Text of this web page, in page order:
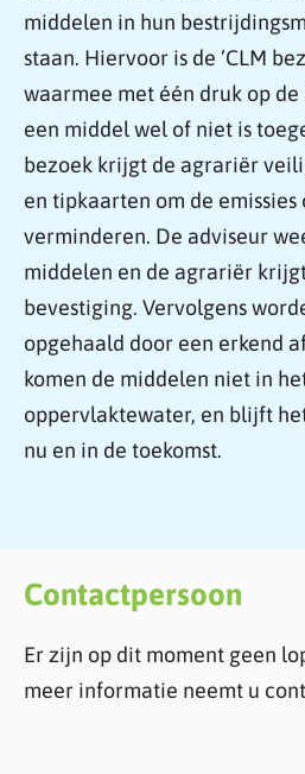
middelen in hun
staan. Hiervoor is de ‘CLM
waarmee met één druk op
een middel wel of niet is
bezoek krijgt de agrariër
en tipkaarten om de
verminderen. De adviseur
middelen en de agrariër krijgt
bevestiging. Vervolgens
opgehaald door een erkend
komen de middelen niet in
oppervlaktewater, en blijft
nu en in de toekomst.
Contactpersoon
Er zijn op dit moment geen
meer informatie neemt u